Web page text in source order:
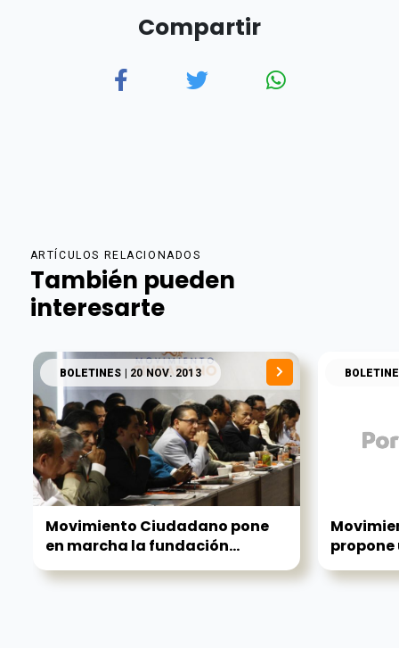
Compartir
ARTÍCULOS RELACIONADOS
También pueden
interesarte
BOLETINES | 20 NOV. 2013
Movimiento Ciudadano pone
en marcha la fundación...
propone